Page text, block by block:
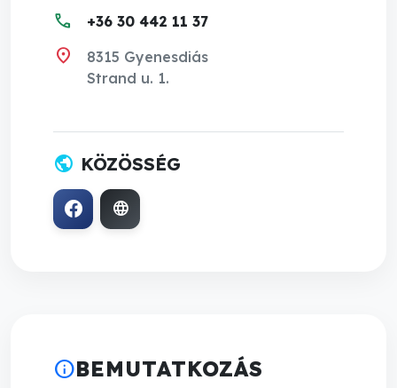
infoBEMUTATKOZÁS
call +36 30 442 11 37
location_on
8315 Gyenesdiás
Strand u. 1.
public KÖZÖSSÉG
language